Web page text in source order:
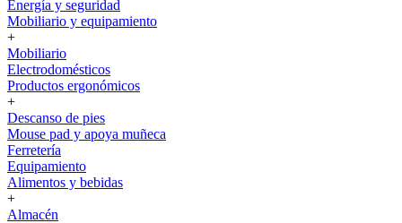
Energía y seguridad
Mobiliario y equipamiento
+
Mobiliario
Electrodomésticos
Productos ergonómicos
+
Descanso de pies
Mouse pad y apoya muñeca
Ferretería
Equipamiento
Alimentos y bebidas
+
Almacén